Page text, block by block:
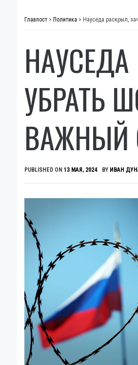
Главпост > Политика > Науседа раскрыл,
УБРАТЬ
ВАЖНЫЙ
PUBLISHED ON 13 МАЯ, 2024 BY ИВАН